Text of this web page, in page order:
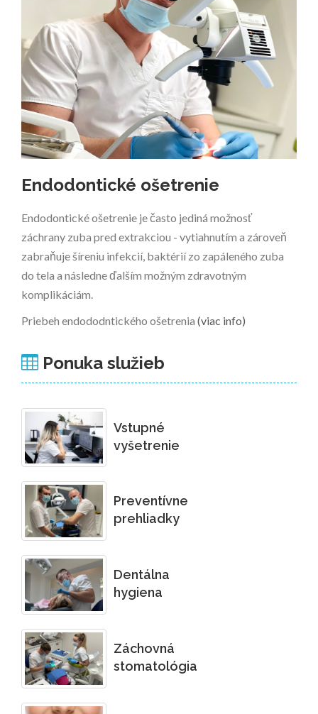
Endodontické ošetrenie
Endodontické ošetrenie je často jediná možnosť
záchrany zuba pred extrakciou - vytiahnutím a zároveň
zabraňuje šíreniu infekcií, baktérií zo zapáleného zuba
do tela a následne ďalším možným zdravotným
komplikáciám.
Priebeh endododntického ošetrenia (viac info)
Ponuka služieb
Vstupné
vyšetrenie
Preventívne
prehliadky
Dentálna
hygiena
Záchovná
stomatológia